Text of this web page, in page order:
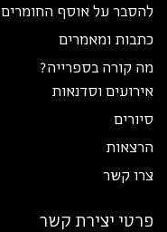
להסבר על אוסף החומרים
כתבות ומאמרים
מה קורה בספרייה?
אירועים וסדנאות
סיורים
הרצאות
צרו קשר
פרטי יצירת קשר